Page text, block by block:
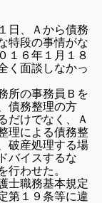
日、Ａから債務
特段の事情がな
１６年１月１８
く面談しなかっ
所の事務員Ｂを
債務整理の方
だけでなく、Ａ
理による債務整
破産処理する場
バイスするな
行わせた。
士職務基本規定
第１９条等に違